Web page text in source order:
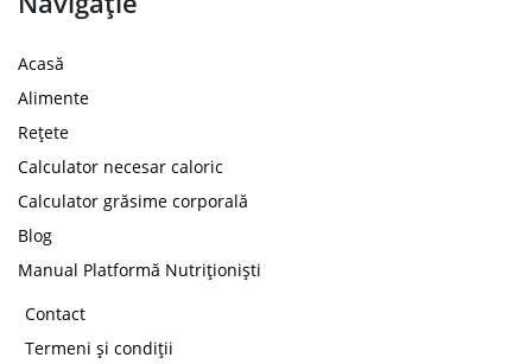
Acasă
Alimente
Rețete
Calculator necesar caloric
Calculator grăsime corporală
Blog
Manual Platformă Nutriționiști
Contact
Termeni și condiții